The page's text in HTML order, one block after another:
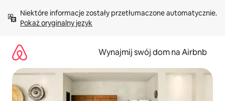
treści Pokaż oryginalny język
Wynajmij swój dom na Airbnb